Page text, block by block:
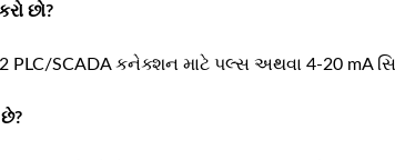
છો?
PLC/SCADA કનેક્શન માટે પલ્સ અથવા 4-20 mA